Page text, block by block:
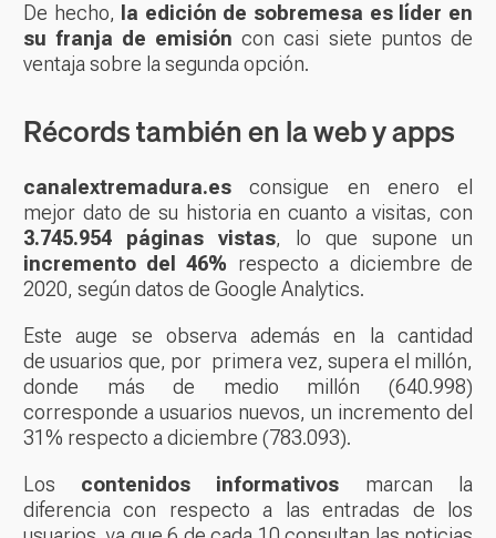
De hecho,
la edición de sobremesa es líder en
su franja de emisión con casi siete puntos de
ventaja sobre la segunda opción.
Récords también en la web y apps
canalextremadura.es consigue en enero el
mejor dato de su historia en cuanto a visitas, con
3.745.954 páginas vistas, lo que supone un
incremento del 46% respecto a diciembre de
2020, según datos de Google Analytics.
Este auge se observa además en la cantidad
de usuarios que, por primera vez, supera el millón,
donde más de medio millón (640.998)
corresponde a usuarios nuevos, un incremento del
31% respecto a diciembre (783.093).
Los contenidos informativos marcan la
diferencia con respecto a las entradas de los